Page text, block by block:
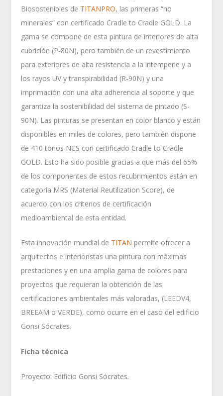
Biosostenibles de TITANPRO, las primeras “no
minerales” con certificado Cradle to Cradle GOLD. La
gama se compone de esta pintura de interiores de alta
cubrición (P-80N), pero también de un revestimiento
para exteriores de alta resistencia a la intemperie y a
los rayos UV y transpirabilidad (R-90N) y una
imprimación con una alta adherencia al soporte y que
garantiza la sostenibilidad del sistema de pintado (S-
90N). Las pinturas se presentan en color blanco y están
disponibles en miles de colores, pero también dispone
de 410 tonos NCS con certificado Cradle to Cradle
GOLD. Esto ha sido posible gracias a que más del 65%
de los componentes de estos recubrimientos están en
categoría MRS (Material Reutilization Score), de
acuerdo con los criterios de certificación
medioambiental de esta entidad.
Esta innovación mundial de TITAN permite ofrecer a
arquitectos e interioristas una pintura con máximas
prestaciones y en una amplia gama de colores para
proyectos que requieran la obtención de las
certificaciones ambientales más valoradas, (LEEDV4,
BREEAM o VERDE), como ocurre en el caso del edificio
Gonsi Sócrates.
Ficha técnica
Proyecto: Edificio Gonsi Sócrates.